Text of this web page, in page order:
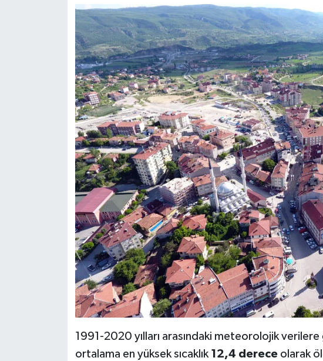
1991-2020 yılları arasındaki meteorolojik verilere
ortalama en yüksek sıcaklık 12,4 dereceolarak
VİZYONDAKİLER